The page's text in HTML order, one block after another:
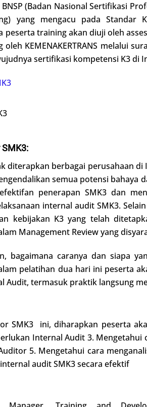
(Badan Nasional Sertifikasi
yang mengacu pada Standar
training akan diuji oleh
KEMENAKERTRANS melalui
sertifikasi kompetensi K3 di
diterapkan berbagai perusahaan
semua potensi bahaya
penerapan SMK3 dan
internal audit SMK3.
kebijakan K3 yang telah
Management Review yang
bagaimana caranya dan siapa
pelatihan dua hari ini peserta
Audit, termasuk praktik langsung
SMK3 ini, diharapkan peserta
Internal Audit 3.
5. Mengetahui cara
audit SMK3 secara efektif